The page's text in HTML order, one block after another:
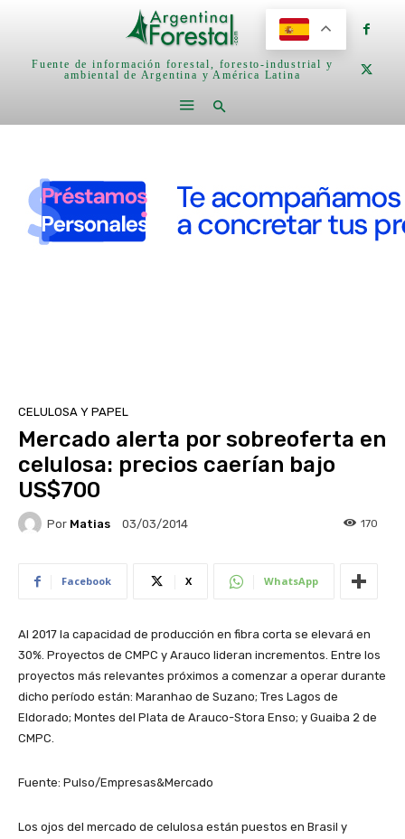
Fuente de información forestal, foresto-industrial y
ambiental de Argentina y América Latina
CELULOSA Y PAPEL
Mercado alerta por sobreoferta en
celulosa: precios caerían bajo
US$700
Por Matias 03/03/2014 170
Facebook X WhatsApp
Al 2017 la capacidad de producción en fibra corta se elevará en
30%. Proyectos de CMPC y Arauco lideran incrementos. Entre los
proyectos más relevantes próximos a comenzar a operar durante
dicho período están: Maranhao de Suzano; Tres Lagos de
Eldorado; Montes del Plata de Arauco-Stora Enso; y Guaiba 2 de
CMPC.
Fuente: Pulso/Empresas&Mercado
Los ojos del mercado de celulosa están puestos en Brasil y